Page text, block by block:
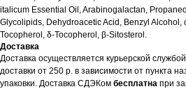
italicum Essential Oil, Arabinogalactan,
Glycolipids, Dehydroacetic Acid, Benzyl Alcohol,
Tocopherol, δ-Tocopherol, β-Sitosterol.
Доставка
Доставка осуществляется курьерской
доставки от 250 р. в зависимости от пункта
упаковки. Доставка СДЭКом бесплатна при